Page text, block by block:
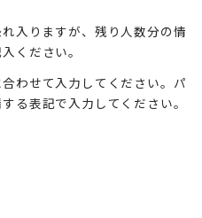
入りますが、残り人数分の情
ください。
わせて入力してください。パ
る表記で入力してください。